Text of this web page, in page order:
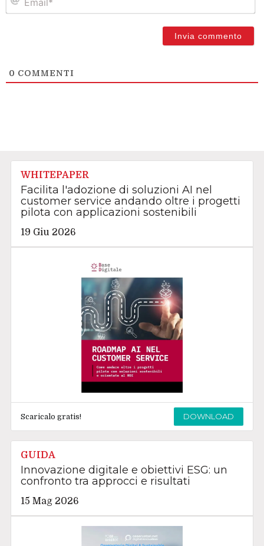
0 COMMENTI
WHITEPAPER
Facilita l'adozione di soluzioni AI nel
customer service andando oltre i progetti
pilota con applicazioni sostenibili
19 Giu 2026
Scaricalo gratis! DOWNLOAD
GUIDA
Innovazione digitale e obiettivi ESG: un
confronto tra approcci e risultati
15 Mag 2026